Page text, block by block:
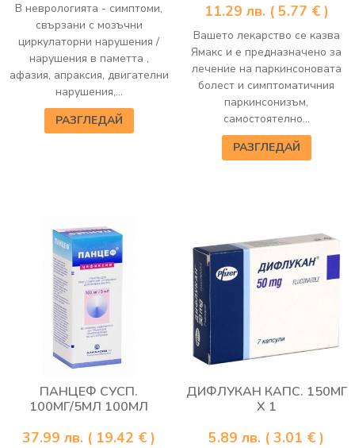
В неврологията - симптоми,
свързани с мозъчни
циркулаторни нарушения /
нарушения в паметта ,
афазия, апраксия, двигателни
нарушения,...
РАЗГЛЕДАЙ
11.29 лв. ( 5.77 € )
Вашето лекарство се казва
Ямакс и е предназначено за
лечение на паркинсоновата
болест и симптоматичния
паркинсонизъм,
самостоятелно...
РАЗГЛЕДАЙ
ПАНЦЕФ СУСП.
100МГ/5МЛ 100МЛ
37.99 лв. ( 19.42 € )
ДИФЛУКАН КАПС. 150МГ
Х 1
5.89 лв. ( 3.01 € )